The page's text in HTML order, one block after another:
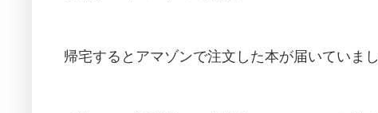
帰宅するとアマゾンで注文した本が届いていまし